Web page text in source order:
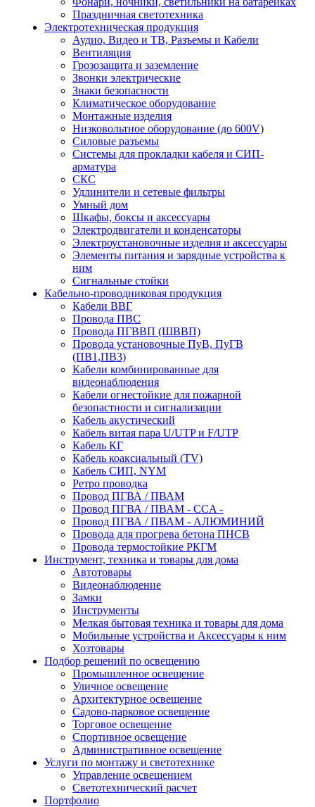
Праздничная светотехника
Электротехническая продукция
Аудио, Видео и ТВ, Разъемы и Кабели
Вентиляция
Грозозащита и заземление
Звонки электрические
Знаки безопасности
Климатическое оборудование
Монтажные изделия
Низковольтное оборудование (до 600V)
Силовые разъемы
Системы для прокладки кабеля и СИП-
арматура
СКС
Удлинители и сетевые фильтры
Умный дом
Шкафы, боксы и аксессуары
Электродвигатели и конденсаторы
Электроустановочные изделия и аксессуары
Элементы питания и зарядные устройства к
ним
Сигнальные стойки
Кабельно-проводниковая продукция
Кабели ВВГ
Провода ПВС
Провода ПГВВП (ШВВП)
Провода установочные ПуВ, ПуГВ
(ПВ1,ПВ3)
Кабели комбинированные для
видеонаблюдения
Кабели огнестойкие для пожарной
безопастности и сигнализации
Кабель акустический
Кабель витая пара U/UTP и F/UTP
Кабель КГ
Кабель коаксиальный (TV)
Кабель СИП, NYM
Ретро проводка
Провод ПГВА / ПВАМ
Провод ПГВА / ПВАМ - CCA -
Провод ПГВА / ПВАМ - АЛЮМИНИЙ
Провода для прогрева бетона ПНСВ
Провода термостойкие РКГМ
Инструмент, техника и товары для дома
Автотовары
Видеонаблюдение
Замки
Инструменты
Мелкая бытовая техника и товары для дома
Мобильные устройства и Аксессуары к ним
Хозтовары
Подбор решений по освещению
Промышленное освещение
Уличное освещение
Архитектурное освещение
Садово-парковое освещение
Торговое освещение
Спортивное освещение
Административное освещение
Услуги по монтажу и светотехнике
Управление освещением
Светотехнический расчет
Портфолио